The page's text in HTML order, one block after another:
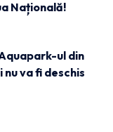
Națională!
ul din
va fi deschis